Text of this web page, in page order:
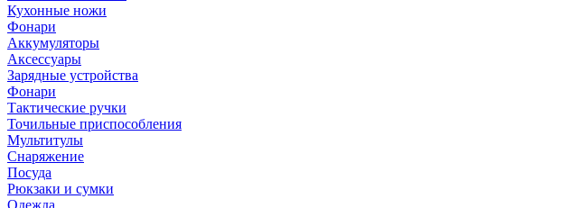
Кухонные ножи
Фонари
Аккумуляторы
Аксессуары
Зарядные устройства
Фонари
Тактические ручки
Точильные приспособления
Мультитулы
Снаряжение
Посуда
Рюкзаки и сумки
Одежда